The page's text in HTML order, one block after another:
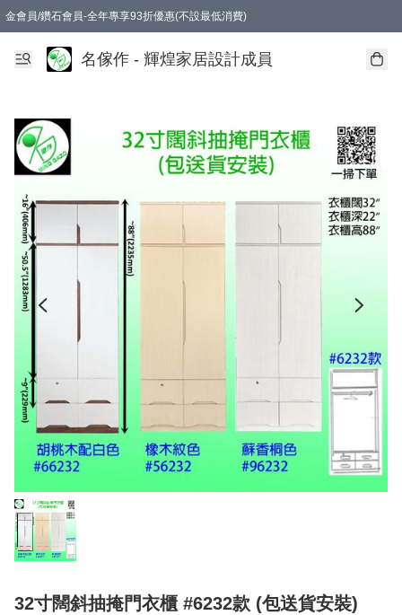
金會員/鑽石會員-全年專享93折優惠(不設最低消費)
名傢作 - 輝煌家居設計成員
32寸闊斜抽掩門衣櫃 #6232款 (包送貨安裝)